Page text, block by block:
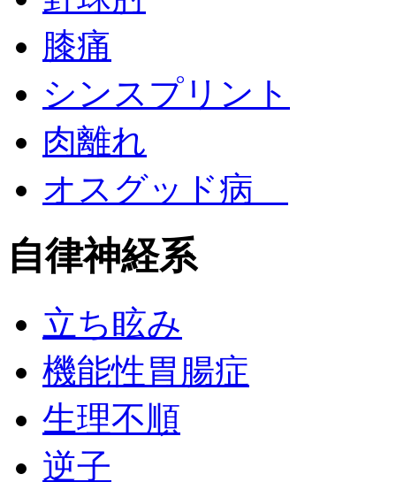
膝痛
シンスプリント
肉離れ
オスグッド病
自律神経系
立ち眩み
機能性胃腸症
生理不順
逆子